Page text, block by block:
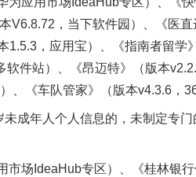
V6.8.72，当下软件园）、《医
1.5.3，应用宝）、《指南者留
软件站）、《昂迈特》（版本
、《车队管家》（版本v4.3.6，
年人个人信息的，未制定专门
场IdeaHub专区）、《桂林银行
一纸欠条伤亲情 巡回调解促和